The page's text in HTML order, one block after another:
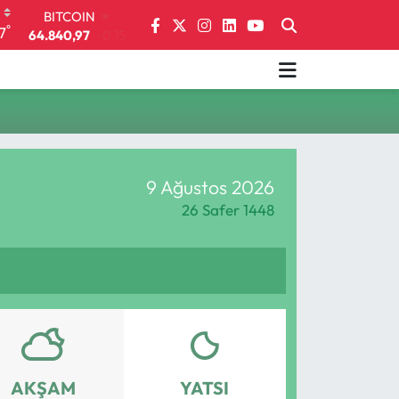
°
BITCOIN
64.840,97
DOLAR
EURO
64,4811 0.38
9 Ağustos 2026
26 Safer 1448
AKŞAM YATSI